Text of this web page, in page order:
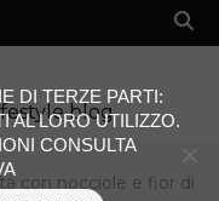
con nocciole e fior di
DI TERZE PARTI:
AL LORO UTILIZZO.
CONSULTA